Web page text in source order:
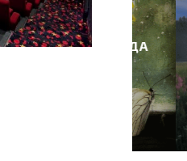
2026 ГОДА